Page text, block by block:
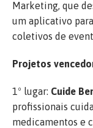
Marketing, que
um aplicativo
coletivos de
Projetos
1º lugar: Cuide
profissionais
medicamentos e